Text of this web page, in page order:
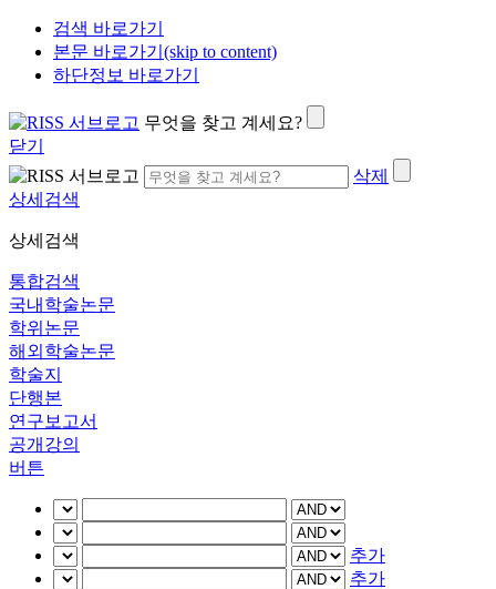
검색 바로가기
본문 바로가기(skip to content)
하단정보 바로가기
무엇을 찾고 계세요?
닫기
삭제
상세검색
상세검색
통합검색
국내학술논문
학위논문
해외학술논문
학술지
단행본
연구보고서
공개강의
버튼
추가
추가